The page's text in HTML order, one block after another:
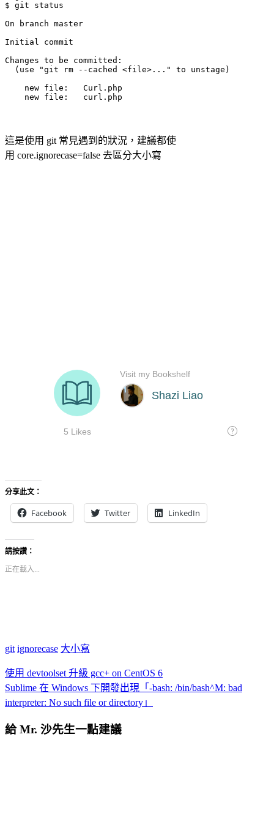
$ git status
On branch master
Initial commit
Changes to be committed:
  (use "git rm --cached <file>..." to unstage)
    new file:   Curl.php
    new file:   curl.php
這是使用 git 常見遇到的狀況，建議都使
用 core.ignorecase=false 去區分大小寫
分享此文：
Facebook Twitter LinkedIn
請按讚：
正在載入...
git ignorecase 大小寫
使用 devtoolset 升級 gcc+ on CentOS 6
Sublime 在 Windows 下開發出現「-bash: /bin/bash^M: bad
interpreter: No such file or directory」
給 Mr. 沙先生一點建議